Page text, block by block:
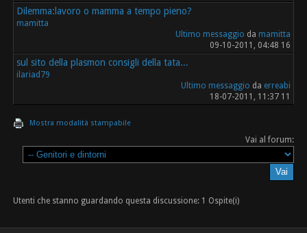
Dilemma:lavoro o mamma a tempo pieno?
mamitta
Ultimo messaggio da mamitta
09-10-2011, 04:48 16
sul sito della plasmon consigli della tata...
ilariad79
Ultimo messaggio da erreabi
18-07-2011, 11:37 11
Mostra modalità stampabile
Vai al forum:
Utenti che stanno guardando questa discussione: 1 Ospite(i)